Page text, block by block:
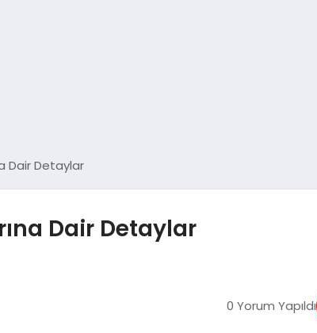
Dair Detaylar
Dair Detaylar
0 Yorum Yapıldı